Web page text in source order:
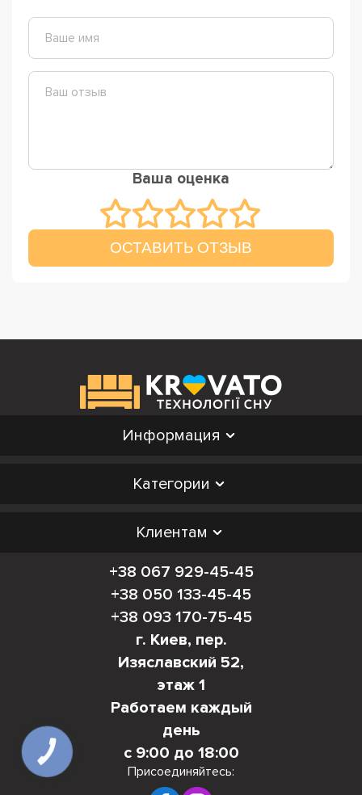
Ваша оценка
ОСТАВИТЬ ОТЗЫВ
Информация
Категории
Клиентам
+38 067 929-45-45
+38 050 133-45-45
+38 093 170-75-45
г. Киев, пер.
Изяславский 52,
этаж 1
Работаем каждый
день
с 9:00 до 18:00
Присоединяйтесь:
КНОПКА
СВЯЗИ